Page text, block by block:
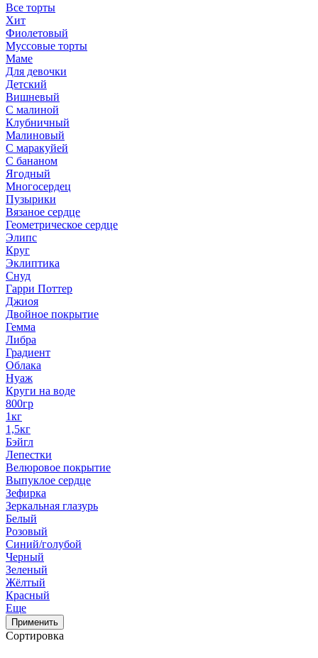
Все торты
Хит
Фиолетовый
Муссовые торты
Маме
Для девочки
Детский
Вишневый
С малиной
Клубничный
Малиновый
С маракуйей
С бананом
Ягодный
Многосердец
Пузырики
Вязаное сердце
Геометрическое сердце
Элипс
Круг
Эклиптика
Снуд
Гарри Поттер
Джиоя
Двойное покрытие
Гемма
Либра
Градиент
Облака
Нуаж
Круги на воде
800гр
1кг
1,5кг
Бэйгл
Лепестки
Велюровое покрытие
Выпуклое сердце
Зефирка
Зеркальная глазурь
Белый
Розовый
Синий/голубой
Черный
Зеленый
Жёлтый
Красный
Еще
Применить
Сортировка